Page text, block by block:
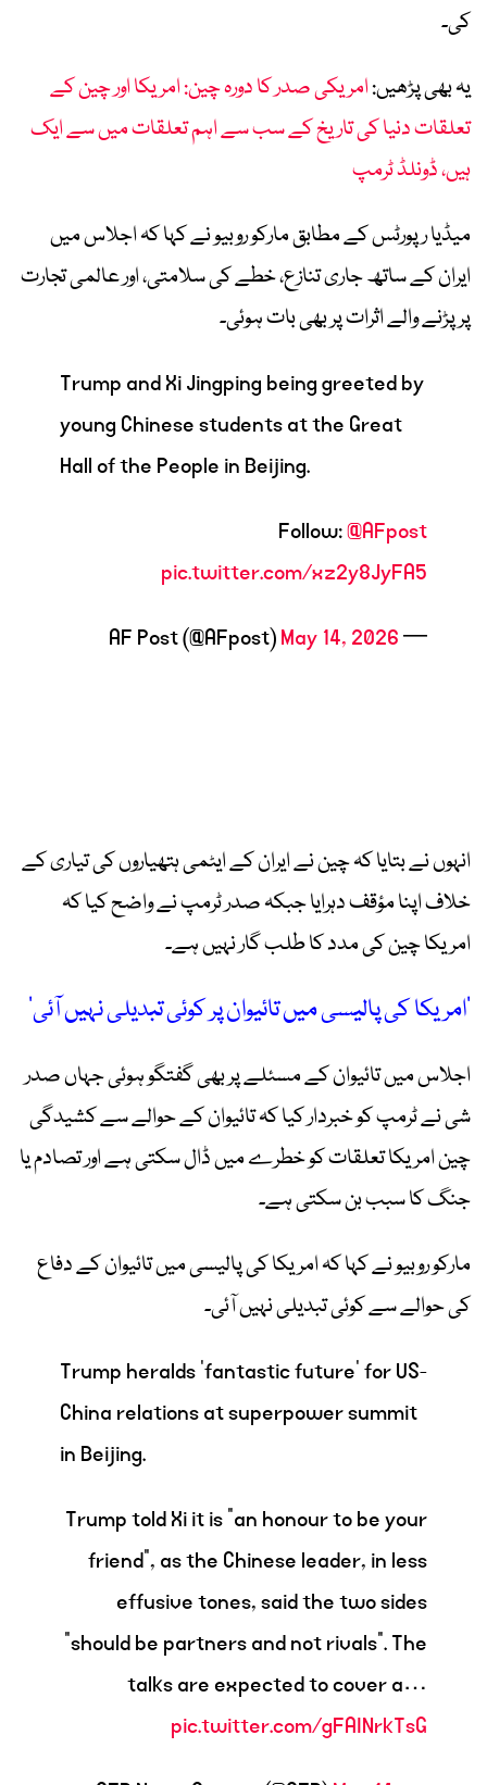
کی۔
یہ بھی پڑھیں:امریکی صدر کا دورہ چین: امریکا اور چین کے
تعلقات دنیا کی تاریخ کے سب سے اہم تعلقات میں سے ایک
ہیں، ڈونلڈ ٹرمپ
میڈیا رپورٹس کے مطابق مارکو روبیو نے کہا کہ اجلاس میں
ایران کے ساتھ جاری تنازع، خطے کی سلامتی، اور عالمی تجارت
پر پڑنے والے اثرات پر بھی بات ہوئی۔
Trump and Xi Jingping being greeted by
young Chinese students at the Great
Hall of the People in Beijing.
Follow:@AFpost
pic.twitter.com/xz2y8JyFA5
— AF Post (@AFpost)
May 14, 2026
انہوں نے بتایا کہ چین نے ایران کے ایٹمی ہتھیاروں کی تیاری کے
خلاف اپنا مؤقف دہرایا جبکہ صدر ٹرمپ نے واضح کیا کہ
امریکا چین کی مدد کا طلب گار نہیں ہے۔
’امریکا کی پالیسی میں تائیوان پر کوئی تبدیلی نہیں آئی‘
اجلاس میں تائیوان کے مسئلے پر بھی گفتگو ہوئی جہاں صدر
شی نے ٹرمپ کو خبردار کیا کہ تائیوان کے حوالے سے کشیدگی
چین امریکا تعلقات کو خطرے میں ڈال سکتی ہے اور تصادم یا
جنگ کا سبب بن سکتی ہے۔
مارکو روبیو نے کہا کہ امریکا کی پالیسی میں تائیوان کے دفاع
کی حوالے سے کوئی تبدیلی نہیں آئی۔
Trump heralds 'fantastic future' for US-
China relations at superpower summit
in Beijing.
Trump told Xi it is "an honour to be your
friend", as the Chinese leader, in less
effusive tones, said the two sides
"should be partners and not rivals". The
talks are expected to cover a…
pic.twitter.com/gFAINrkTsG